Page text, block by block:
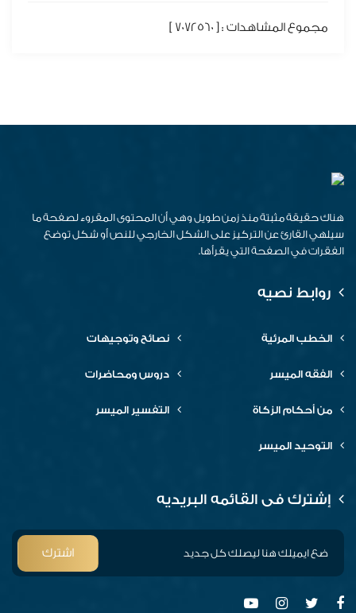
مجموع المشاهدات : [ 7072560 ]
هناك حقيقة مثبتة منذ زمن طويل وهي أن المحتوى المقروء لصفحة ما
سيلهي القارئ عن التركيز على الشكل الخارجي للنص أو شكل توضع
الفقرات في الصفحة التي يقرأها.
روابط نصيه
الخطب المرئية نصائح وتوجيهات
الفقه الميسر دروس ومحاضرات
من أحكام الزكاة التفسير الميسر
التوحيد الميسر
إشترك فى القائمه البريديه